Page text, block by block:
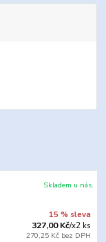
15 % sleva
327,00 Kč/x2 ks
270,25 Kč bez DPH
Skladem u nás.